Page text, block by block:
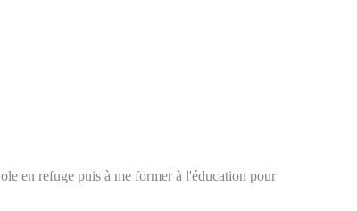
en refuge puis à me former à l'éducation pour